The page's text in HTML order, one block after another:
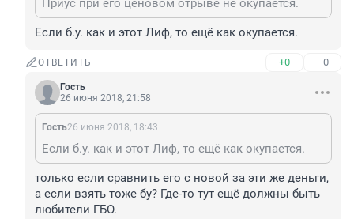
Приус при его ценовом отрыве не окупается.
Если б.у. как и этот Лиф, то ещё как окупается.
ОТВЕТИТЬ +0 –0
Гость
26 июня 2018, 21:58
Гость26 июня 2018, 18:43
Если б.у. как и этот Лиф, то ещё как окупается.
только если сравнить его с новой за эти же деньги,
а если взять тоже бу? Где-то тут ещё должны быть
любители ГБО.